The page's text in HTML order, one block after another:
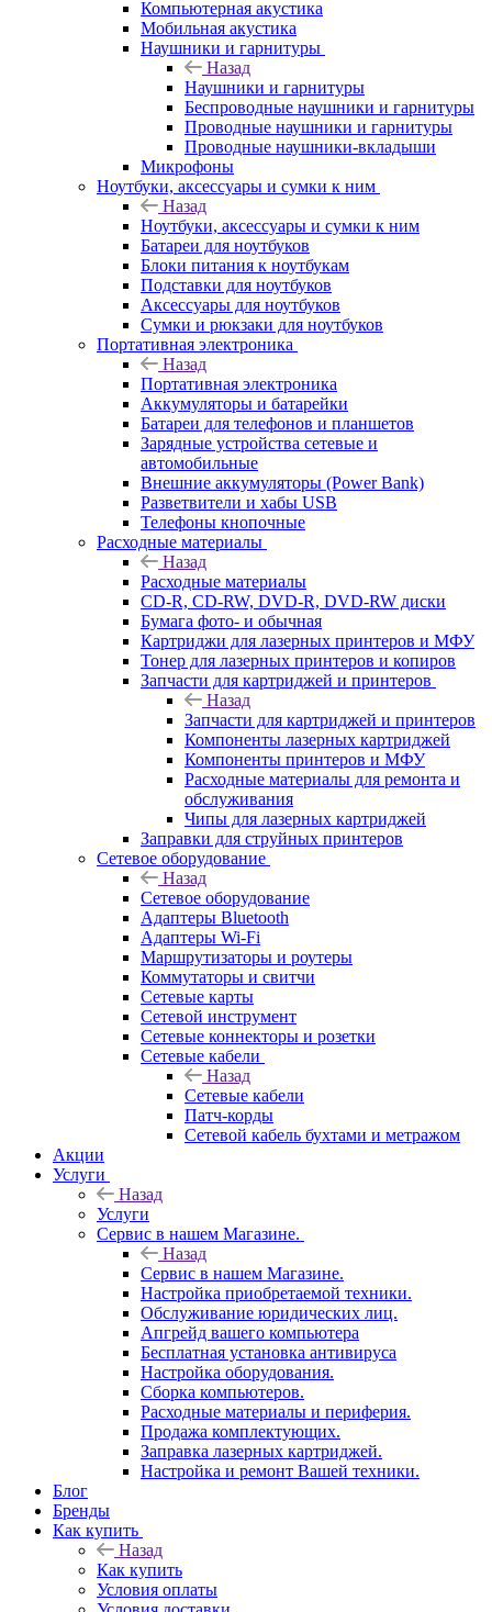
Компьютерная акустика
Мобильная акустика
Наушники и гарнитуры
Назад
Наушники и гарнитуры
Беспроводные наушники и гарнитуры
Проводные наушники и гарнитуры
Проводные наушники-вкладыши
Микрофоны
Ноутбуки, аксессуары и сумки к ним
Назад
Ноутбуки, аксессуары и сумки к ним
Батареи для ноутбуков
Блоки питания к ноутбукам
Подставки для ноутбуков
Аксессуары для ноутбуков
Сумки и рюкзаки для ноутбуков
Портативная электроника
Назад
Портативная электроника
Аккумуляторы и батарейки
Батареи для телефонов и планшетов
Зарядные устройства сетевые и
автомобильные
Внешние аккумуляторы (Power Bank)
Разветвители и хабы USB
Телефоны кнопочные
Расходные материалы
Назад
Расходные материалы
CD-R, CD-RW, DVD-R, DVD-RW диски
Бумага фото- и обычная
Картриджи для лазерных принтеров и МФУ
Тонер для лазерных принтеров и копиров
Запчасти для картриджей и принтеров
Назад
Запчасти для картриджей и принтеров
Компоненты лазерных картриджей
Компоненты принтеров и МФУ
Расходные материалы для ремонта и
обслуживания
Чипы для лазерных картриджей
Заправки для струйных принтеров
Сетевое оборудование
Назад
Сетевое оборудование
Адаптеры Bluetooth
Адаптеры Wi-Fi
Маршрутизаторы и роутеры
Коммутаторы и свитчи
Сетевые карты
Сетевой инструмент
Сетевые коннекторы и розетки
Сетевые кабели
Назад
Сетевые кабели
Патч-корды
Сетевой кабель бухтами и метражом
Акции
Услуги
Назад
Услуги
Сервис в нашем Магазине.
Назад
Сервис в нашем Магазине.
Настройка приобретаемой техники.
Обслуживание юридических лиц.
Апгрейд вашего компьютера
Бесплатная установка антивируса
Настройка оборудования.
Сборка компьютеров.
Расходные материалы и периферия.
Продажа комплектующих.
Заправка лазерных картриджей.
Настройка и ремонт Вашей техники.
Блог
Бренды
Как купить
Назад
Как купить
Условия оплаты